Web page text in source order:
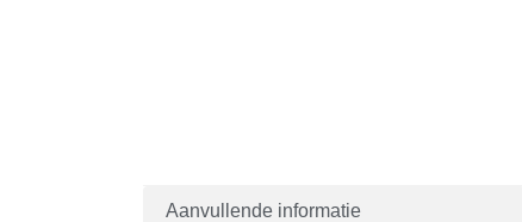
Aanvullende informatie